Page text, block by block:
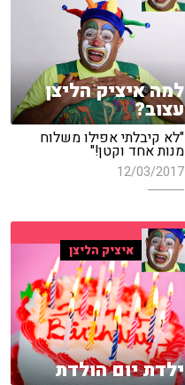
למה איציק הליצן
עצוב?
"לא קיבלתי אפילו משלוח
מנות אחד וקטן!"
12/03/2017
איציק הליצן
ילדת יום הולדת